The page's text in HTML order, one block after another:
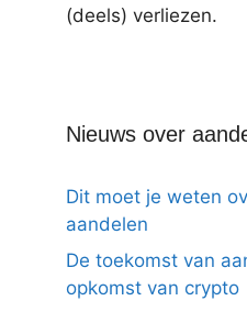
(deels) verliezen.
Nieuws over
Dit moet je weten
aandelen
De toekomst van
opkomst van crypto